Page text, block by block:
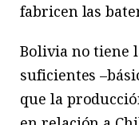
fabricen las
Bolivia no tiene
suficientes
que la